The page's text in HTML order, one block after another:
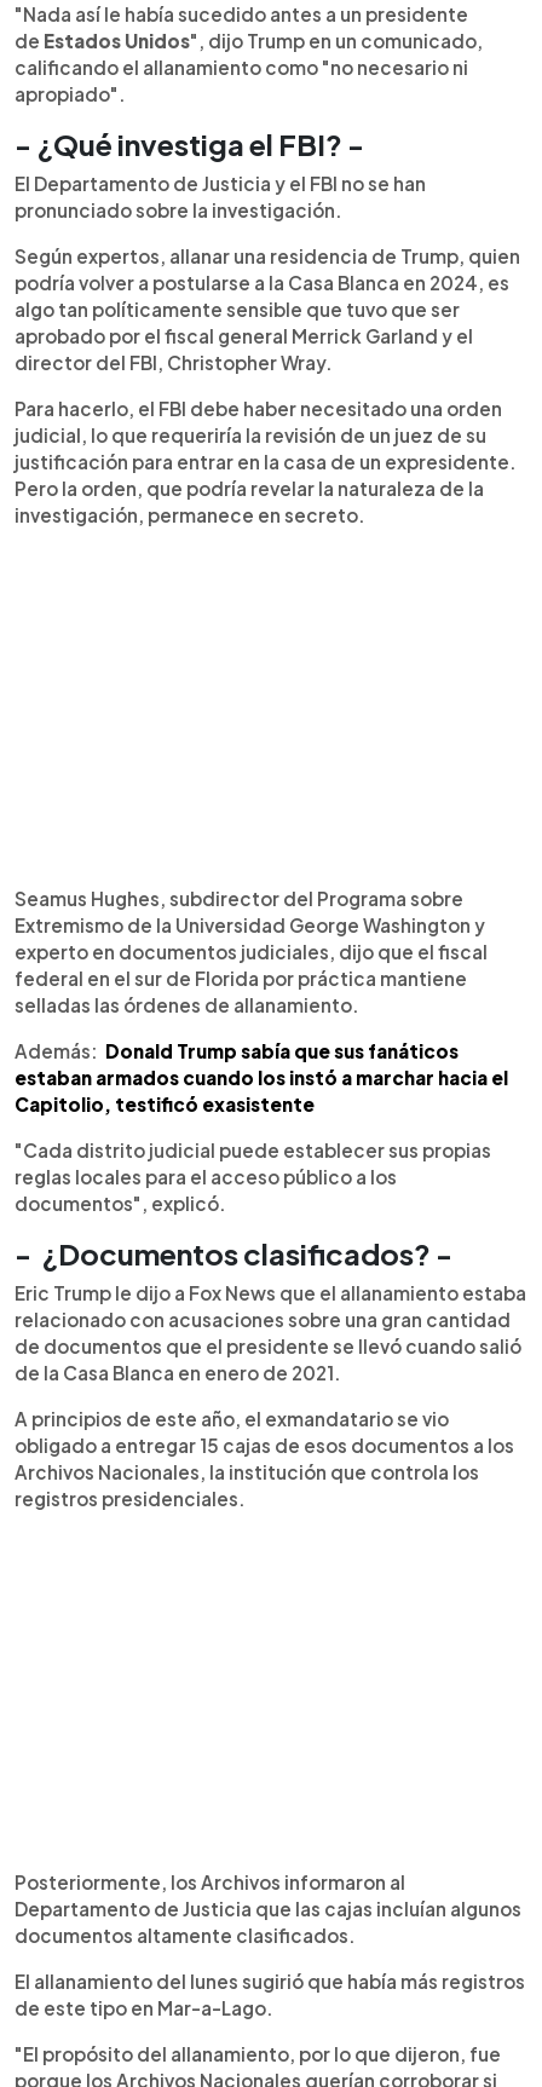
"Nada así le había sucedido antes a un presidente
de Estados Unidos", dijo Trump en un comunicado,
calificando el allanamiento como "no necesario ni
apropiado".
- ¿Qué investiga el FBI? -
El Departamento de Justicia y el FBI no se han
pronunciado sobre la investigación.
Según expertos, allanar una residencia de Trump, quien
podría volver a postularse a la Casa Blanca en 2024, es
algo tan políticamente sensible que tuvo que ser
aprobado por el fiscal general Merrick Garland y el
director del FBI, Christopher Wray.
Para hacerlo, el FBI debe haber necesitado una orden
judicial, lo que requeriría la revisión de un juez de su
justificación para entrar en la casa de un expresidente.
Pero la orden, que podría revelar la naturaleza de la
investigación, permanece en secreto.
Seamus Hughes, subdirector del Programa sobre
Extremismo de la Universidad George Washington y
experto en documentos judiciales, dijo que el fiscal
federal en el sur de Florida por práctica mantiene
selladas las órdenes de allanamiento.
Además: Donald Trump sabía que sus fanáticos
estaban armados cuando los instó a marchar hacia el
Capitolio, testificó exasistente
"Cada distrito judicial puede establecer sus propias
reglas locales para el acceso público a los
documentos", explicó.
- ¿Documentos clasificados? -
Eric Trump le dijo a Fox News que el allanamiento estaba
relacionado con acusaciones sobre una gran cantidad
de documentos que el presidente se llevó cuando salió
de la Casa Blanca en enero de 2021.
A principios de este año, el exmandatario se vio
obligado a entregar 15 cajas de esos documentos a los
Archivos Nacionales, la institución que controla los
registros presidenciales.
Posteriormente, los Archivos informaron al
Departamento de Justicia que las cajas incluían algunos
documentos altamente clasificados.
El allanamiento del lunes sugirió que había más registros
de este tipo en Mar-a-Lago.
"El propósito del allanamiento, por lo que dijeron, fue
porque los Archivos Nacionales querían corroborar si